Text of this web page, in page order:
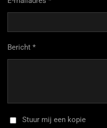
Bericht *
Stuur mij een kopie